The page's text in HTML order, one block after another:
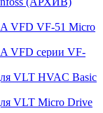
VFD VF-51 Micro
VFD серии VF-
VLT HVAC Basic
VLT Micro Drive